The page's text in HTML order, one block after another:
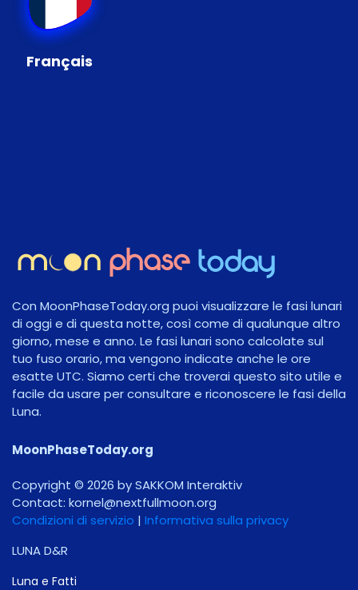
Français
Con MoonPhaseToday.org puoi visualizzare le fasi lunari
di oggi e di questa notte, così come di qualunque altro
giorno, mese e anno. Le fasi lunari sono calcolate sul
tuo fuso orario, ma vengono indicate anche le ore
esatte UTC. Siamo certi che troverai questo sito utile e
facile da usare per consultare e riconoscere le fasi della
Luna.
MoonPhaseToday.org
Copyright © 2026 by SAKKOM Interaktiv
Contact: gro.noomlluftxen@lenrok
Condizioni di servizio | Informativa sulla privacy
LUNA D&R
Luna e Fatti